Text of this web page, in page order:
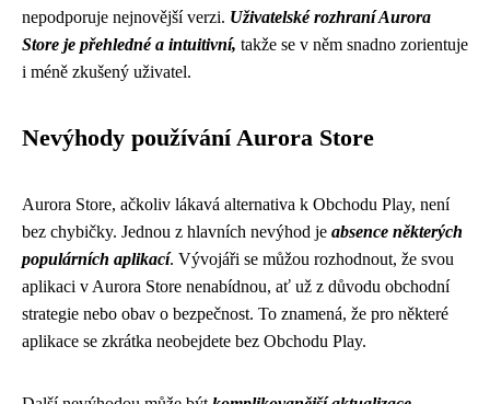
nepodporuje nejnovější verzi. Uživatelské rozhraní Aurora
Store je přehledné a intuitivní, takže se v něm snadno zorientuje
i méně zkušený uživatel.
Nevýhody používání Aurora Store
Aurora Store, ačkoliv lákavá alternativa k Obchodu Play, není
bez chybičky. Jednou z hlavních nevýhod je absence některých
populárních aplikací. Vývojáři se můžou rozhodnout, že svou
aplikaci v Aurora Store nenabídnou, ať už z důvodu obchodní
strategie nebo obav o bezpečnost. To znamená, že pro některé
aplikace se zkrátka neobejdete bez Obchodu Play.